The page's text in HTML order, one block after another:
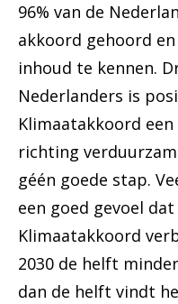
96% van de
akkoord gehoord
inhoud te kennen.
Nederlanders is
Klimaatakkoord
richting
géén goede stap.
een goed gevoel
Klimaatakkoord
2030 de helft
dan de helft vindt